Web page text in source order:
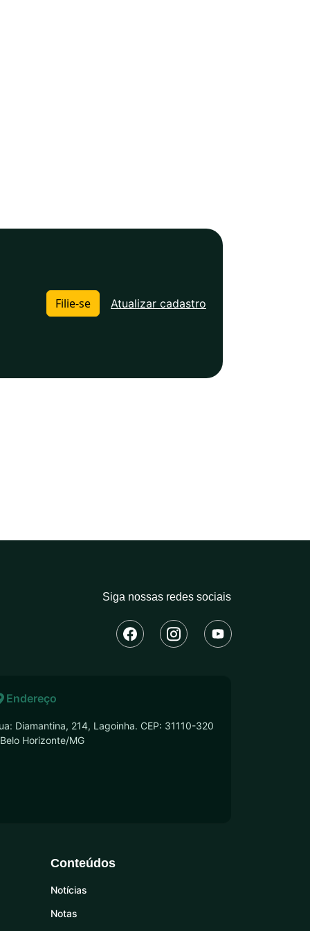
Filie-se Atualizar cadastro
Siga nossas redes sociais
Endereço
Diamantina, 214, Lagoinha. CEP: 31110-320
Horizonte/MG
Conteúdos
Notícias
Notas